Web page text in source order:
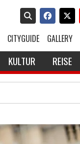
CITYGUIDE GALLERY
KULTUR REISE